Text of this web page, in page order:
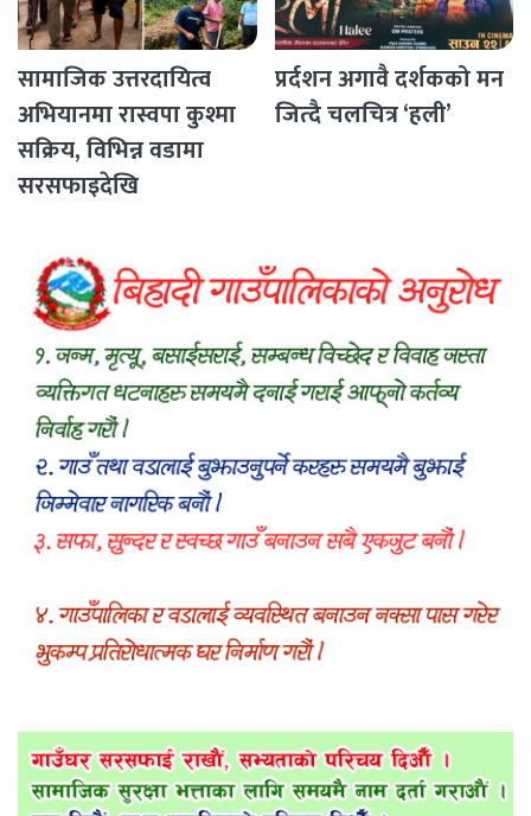
सामाजिक उत्तरदायित्व
अभियानमा रास्वपा कुश्मा
सक्रिय, विभिन्न वडामा
सरसफाइदेखि
प्रर्दशन अगावै दर्शकको मन
जित्दै चलचित्र ‘हली’